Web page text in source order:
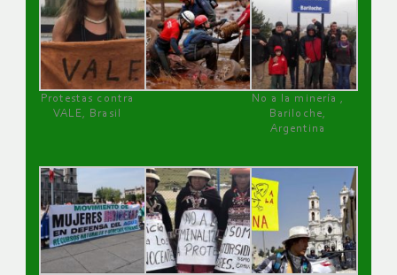
Protestas contra
VALE, Brasil
No a la minería ,
Bariloche,
Argentina